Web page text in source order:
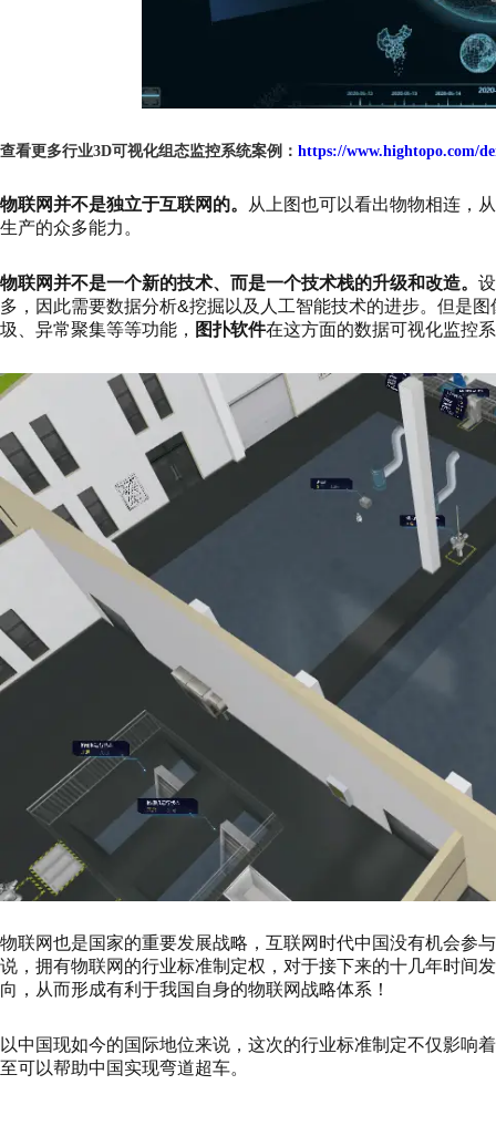
查看更多行业3D可视化组态监控系统案例： https://www.hightopo.com/
物联网并不是独立于互联网的。
从上图也可以看出物物相连，
生产的众多能力。
物联网并不是一个新的技术、而是一个技术栈的升级和改造。
多，因此需要数据分析&挖掘以及人工智能技术的进步。但是
圾、异常聚集等等功能， 图扑软件在这方面的数据可视化监控
物联网也是国家的重要发展战略，互联网时代中国没有机会参
说，拥有物联网的行业标准制定权，对于接下来的十几年时间
向，从而形成有利于我国自身的物联网战略体系！
以中国现如今的国际地位来说，这次的行业标准制定不仅影响
至可以帮助中国实现弯道超车。